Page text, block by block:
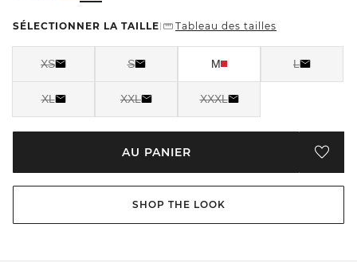
SÉLECTIONNER LA TAILLE Tableau des tailles
XS S M L
XL XXL XXXL
AU PANIER
SHOP THE LOOK